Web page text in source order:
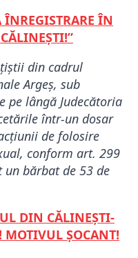
ÎN
din cadrul
Argeș, sub
pe lângă Judecătoria
într-un dosar
de folosire
conform art. 299
bărbat de 53 de
DIN CĂLINEȘTI-
MOTIVUL ȘOCANT!